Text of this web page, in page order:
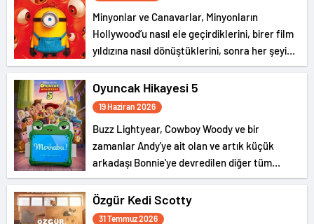
Minyonlar ve Canavarlar, Minyonların
Hollywood’u nasıl ele geçirdiklerini, birer film
yıldızına nasıl dönüştüklerini, sonra her şeyi
nasıl berbat ettiklerini ve dünyaya canavarlar
salarak kaosa sürüklediklerini anlatan
gürültülü ve eğlence dolu bir serüven…
Oyuncak Hikayesi 5
19 Haziran 2026
Buzz Lightyear, Cowboy Woody ve bir
zamanlar Andy'ye ait olan ve artık küçük
arkadaşı Bonnie'ye devredilen diğer tüm
oyuncaklar geri döndü ve yeni bir macera
başlıyor.
Özgür Kedi Scotty
31 Temmuz 2026